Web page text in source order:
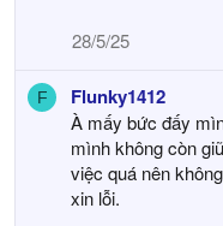
28/5/25
F Flunky1412
À mấy bức đấy
mình không còn
việc quá nên
xin lỗi.